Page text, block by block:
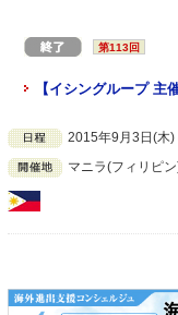
第113回
【イシングループ 主
2015年9月3日(木)
マニラ(フィリピ